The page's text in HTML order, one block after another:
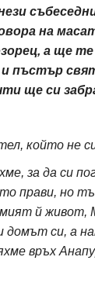
на
а ще
пъстър
ще си
който не
за да си
прави, но
й живот,
домът си, а
връх